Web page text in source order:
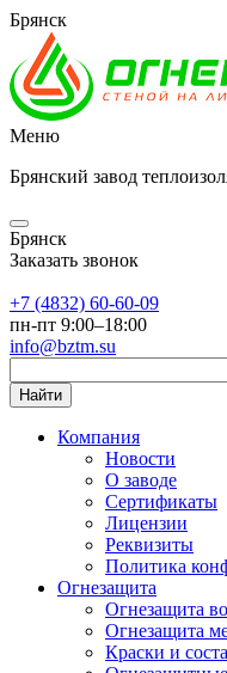
Брянск
Меню
Брянский завод
Брянск
Заказать звонок
+7 (4832) 60-60-09
пн-пт 9:00–18:00
info@bztm.su
Найти
Компания
Новости
О заводе
Сертификаты
Лицензии
Реквизиты
Политика
Огнезащита
Огнезащита
Огнезащита
Краски и